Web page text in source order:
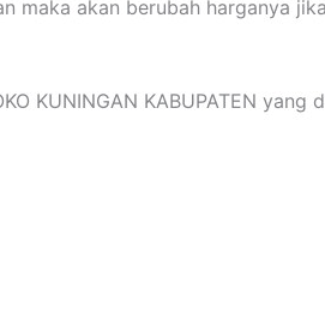
maka akan berubah harganya
KUNINGAN KABUPATEN yang